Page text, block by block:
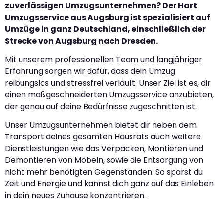
zuverlässigen Umzugsunternehmen? Der Hart
Umzugsservice aus Augsburg ist spezialisiert auf
Umzüge in ganz Deutschland, einschließlich der
Strecke von Augsburg nach Dresden.
Mit unserem professionellen Team und langjähriger
Erfahrung sorgen wir dafür, dass dein Umzug
reibungslos und stressfrei verläuft. Unser Ziel ist es, dir
einen maßgeschneiderten Umzugsservice anzubieten,
der genau auf deine Bedürfnisse zugeschnitten ist.
Unser Umzugsunternehmen bietet dir neben dem
Transport deines gesamten Hausrats auch weitere
Dienstleistungen wie das Verpacken, Montieren und
Demontieren von Möbeln, sowie die Entsorgung von
nicht mehr benötigten Gegenständen. So sparst du
Zeit und Energie und kannst dich ganz auf das Einleben
in dein neues Zuhause konzentrieren.